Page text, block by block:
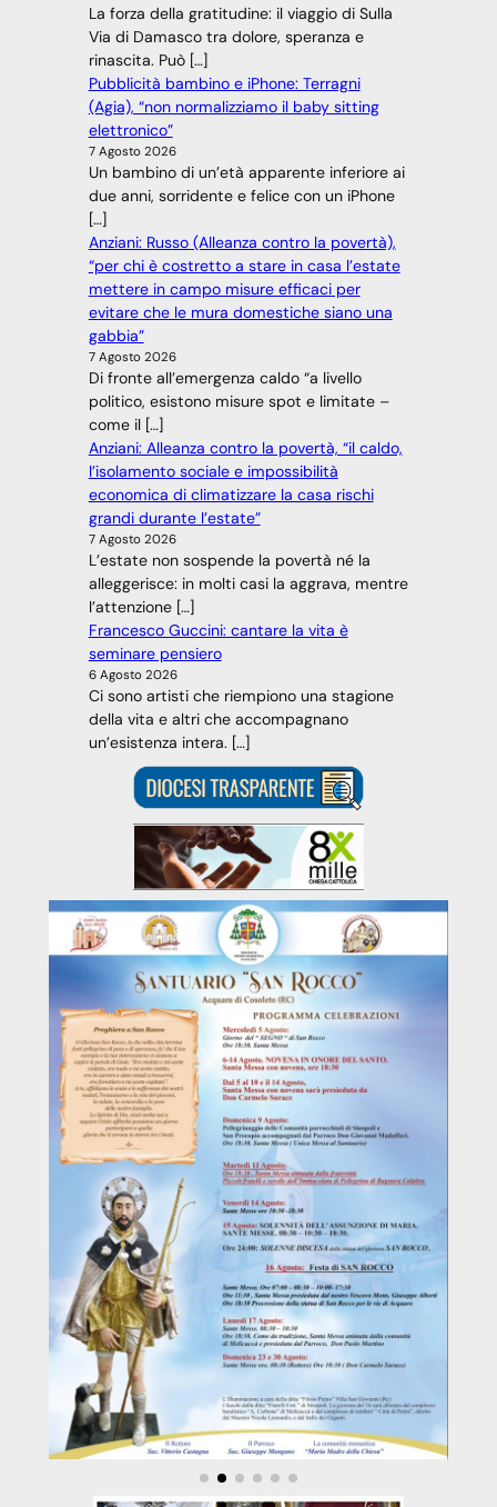
La forza della gratitudine: il viaggio di Sulla
Via di Damasco tra dolore, speranza e
rinascita. Può […]
Pubblicità bambino e iPhone: Terragni
(Agia), “non normalizziamo il baby sitting
elettronico”
7 Agosto 2026
Un bambino di un’età apparente inferiore ai
due anni, sorridente e felice con un iPhone
[…]
Anziani: Russo (Alleanza contro la povertà),
“per chi è costretto a stare in casa l’estate
mettere in campo misure efficaci per
evitare che le mura domestiche siano una
gabbia”
7 Agosto 2026
Di fronte all’emergenza caldo “a livello
politico, esistono misure spot e limitate –
come il […]
Anziani: Alleanza contro la povertà, “il caldo,
l’isolamento sociale e impossibilità
economica di climatizzare la casa rischi
grandi durante l’estate”
7 Agosto 2026
L’estate non sospende la povertà né la
alleggerisce: in molti casi la aggrava, mentre
l’attenzione […]
Francesco Guccini: cantare la vita è
seminare pensiero
6 Agosto 2026
Ci sono artisti che riempiono una stagione
della vita e altri che accompagnano
un’esistenza intera. […]